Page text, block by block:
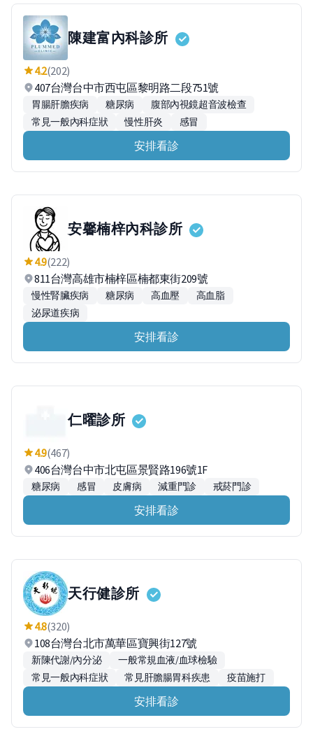
陳建富內科診所
4.2(202)
407台灣台中市西屯區黎明路二段751號
胃腸肝膽疾病 糖尿病
腹部內視鏡超音波檢查
常見一般內科症狀
慢性肝炎 感冒
安排看診
安馨楠梓內科診所
4.9(222)
811台灣高雄市楠梓區楠都東街209號
慢性腎臟疾病 糖尿病 高血壓
高血脂
泌尿道疾病
安排看診
仁曜診所
4.9(467)
406台灣台中市北屯區景賢路196號1F
糖尿病 感冒 皮膚病 減重門診 戒菸門診
安排看診
天行健診所
4.8(320)
108台灣台北市萬華區寶興街127號
新陳代謝/內分泌
一般常規血液/血球檢驗
常見一般內科症狀
常見肝膽腸胃科疾患 疫苗施打
安排看診